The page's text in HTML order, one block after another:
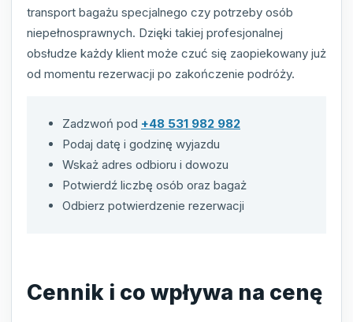
transport bagażu specjalnego czy potrzeby osób
niepełnosprawnych. Dzięki takiej profesjonalnej
obsłudze każdy klient może czuć się zaopiekowany już
od momentu rezerwacji po zakończenie podróży.
Zadzwoń pod +48 531 982 982
Podaj datę i godzinę wyjazdu
Wskaż adres odbioru i dowozu
Potwierdź liczbę osób oraz bagaż
Odbierz potwierdzenie rezerwacji
Cennik i co wpływa na cenę